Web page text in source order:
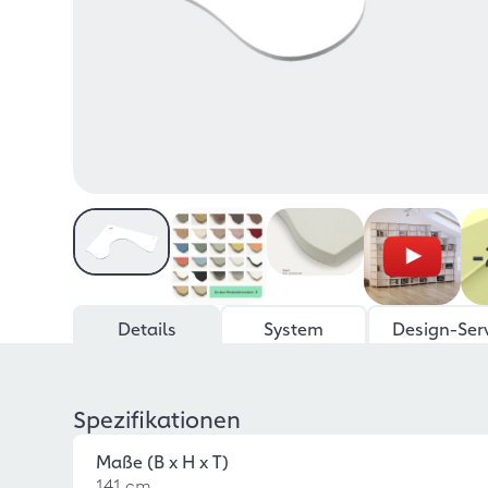
Details System Design-
Spezifikationen
Maße (B x H x T)